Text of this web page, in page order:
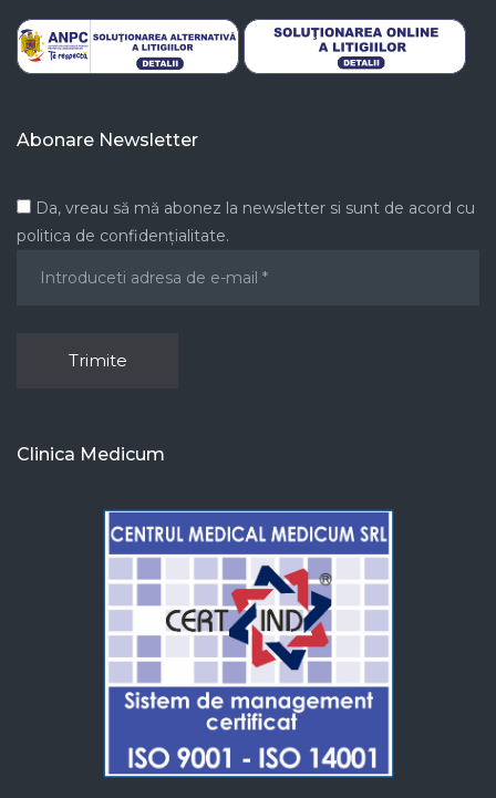
Abonare Newsletter
Da, vreau să mă abonez la newsletter si sunt de acord cu
politica de confidențialitate.
Clinica Medicum